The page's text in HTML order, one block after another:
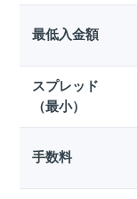
最低入金額
スプレッド
（最小）
手数料